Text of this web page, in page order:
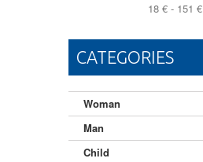
18 € - 151 €
CATEGORIES
Woman
Man
Child